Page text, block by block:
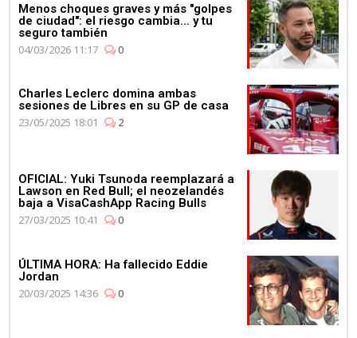
Menos choques graves y más "golpes
de ciudad": el riesgo cambia... y tu
seguro también
04/03/2026 11:17
0
Charles Leclerc domina ambas
sesiones de Libres en su GP de casa
23/05/2025 18:01
2
OFICIAL: Yuki Tsunoda reemplazará a
Lawson en Red Bull; el neozelandés
baja a VisaCashApp Racing Bulls
27/03/2025 10:41
0
ÚLTIMA HORA: Ha fallecido Eddie
Jordan
20/03/2025 14:36
0